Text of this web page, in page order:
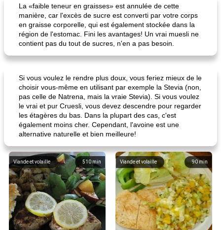
dîner de poêlon de riz sauvage
La «faible teneur en graisses» est annulée de cette
manière, car l'excès de sucre est converti par votre corps
en graisse corporelle, qui est également stockée dans la
région de l'estomac. Fini les avantages! Un vrai muesli ne
contient pas du tout de sucres, n'en a pas besoin.
Si vous voulez le rendre plus doux, vous feriez mieux de le
choisir vous-même en utilisant par exemple la Stevia (non,
pas celle de Natrena, mais la vraie Stevia). Si vous voulez
le vrai et pur Cruesli, vous devez descendre pour regarder
les étagères du bas. Dans la plupart des cas, c'est
également moins cher. Cependant, l'avoine est une
alternative naturelle et bien meilleure!
510min
Viande et volaille 90 min
Viande et volaille